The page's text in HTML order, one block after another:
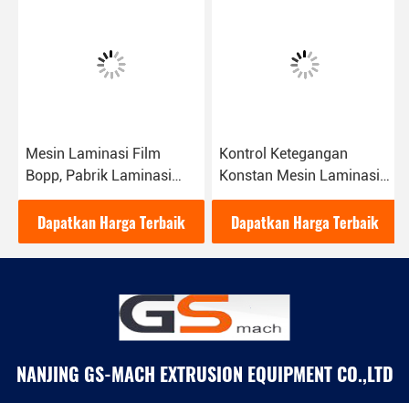
Mesin Laminasi Film
Bopp, Pabrik Laminasi
Ekstrusi Film Berorientasi
DuaDapatkan Harga Terbaik
Kontrol Ketegangan
Konstan Mesin Laminasi
Plastik Mesin Laminasi
Kertas PE Lapisan
Ekstrusi
Dapatkan Harga Terbaik
NANJING GS-MACH EXTRUSION EQUIPMENT CO.,LTD